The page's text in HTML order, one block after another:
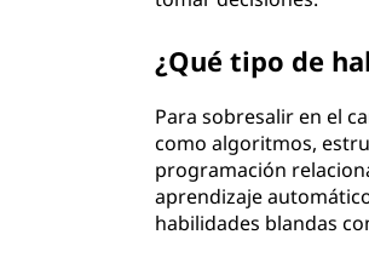
¿Qué tipo de
Para sobresalir en el
como algoritmos,
programación
aprendizaje
habilidades blandas